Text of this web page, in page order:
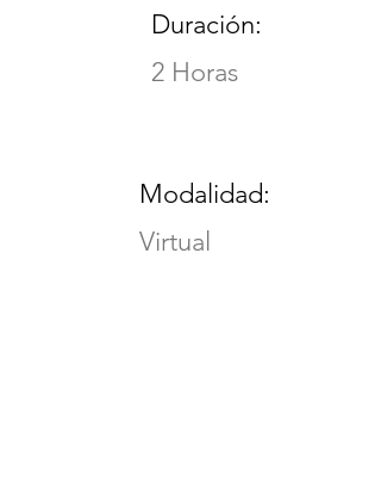
Duración:
2 Horas
Modalidad:
Virtual